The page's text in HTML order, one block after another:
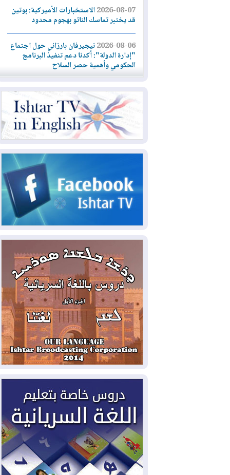
2026-08-07الاستخبارات الأميركية: بوتين
قد يختبر تماسك الناتو بهجوم محدود
2026-08-06نيجيرفان بارزاني حول اجتماع
"إدارة الدولة": أكدنا دعم تنفيذ البرنامج
الحكومي وأهمية حصر السلاح
2026-08-06ائتلاف ادارة الدولة: من
يقومون بسلوك يهدد امن البلاد خارجون عن
القانون يجب محاربتهم
2026-08-06بعد هجومين قرب باب المندب..
الأحمر
2026-08-06مئات القاصرين بلا مأوى.. أزمة
سبتة تتصاعد وتضغط على مدريد
لمدة عام.. بدء توريد 100
مليون قدم مكعب يومياً من غاز كورمور في
إقليم كوردستان إلى وزارة الكهرباء العراقية
2026-08-05
15كارثة بيئية ومناخية ترسم
ملامح أخطر التحديات التي تواجه العراق
اليوم
2026-08-05
حرائق فرنسا.. توقيف 402
شخص بينهم 156 قاصرا منذ بداية موسم
الحرائق
2026-08-04سومو: إنتاج النفط في إقليم
كوردستان انخفض إلى أقل من 10%
ملفات حقبة الكاظمي تعود إلى
الواجهة.. أنباء عن مراجعات قضائية
وتحقيقات أوسع في قضايا فساد
2026-08-04بيترو يشكو تزوير الانتخابات
الرئاسية ويحذر من "حرب أهلية" في
كولومبيا